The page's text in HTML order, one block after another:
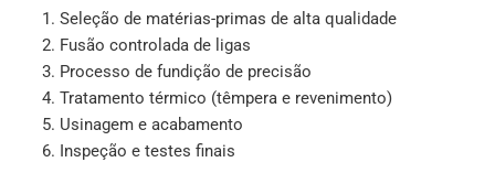
Seleção de matérias-primas de alta qualidade
Fusão controlada de ligas
Processo de fundição de precisão
Tratamento térmico (têmpera e revenimento)
Usinagem e acabamento
Inspeção e testes finais